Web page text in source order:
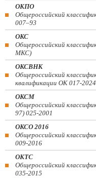
ОКПО
Общероссийский
007–93
ОКС
Общероссийский
МКС)
ОКСВНК
Общероссийский
квалификации ОК 017-2024
ОКСМ
Общероссийский
97) 025-2001
ОКСО 2016
Общероссийский
009-2016
ОКТС
Общероссийский
035-2015